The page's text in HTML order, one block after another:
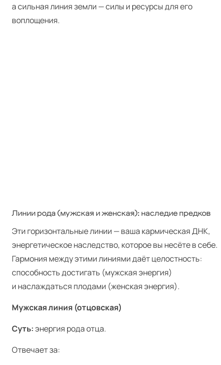
а сильная линия земли — силы и ресурсы для его
воплощения.
Линии рода (мужская и женская): наследие предков
Эти горизонтальные линии — ваша кармическая ДНК,
энергетическое наследство, которое вы несёте в себе.
Гармония между этими линиями даёт целостность:
способность достигать (мужская энергия)
и наслаждаться плодами (женская энергия).
Мужская линия (отцовская)
Суть:энергия рода отца.
Отвечает за: